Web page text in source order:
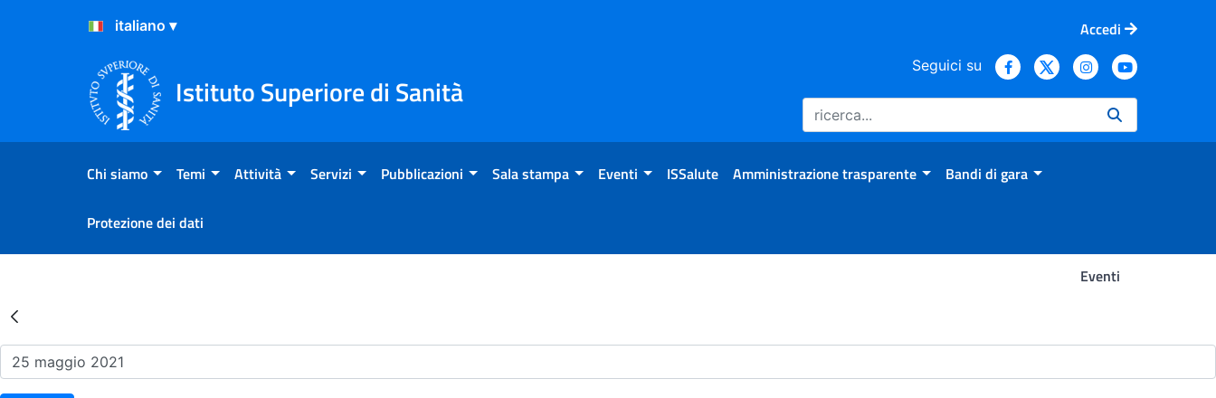
Salta al Contenuto
Salta al Footer
Accedi
Istituto Superiore di Sanità
Seguici su
Chi siamo Temi Attività Servizi Pubblicazioni Sala stampa Eventi ISSalute Amministrazione trasparente Bandi di gara
Protezione dei dati
Eventi
Risultati della Ricerca - Eventi